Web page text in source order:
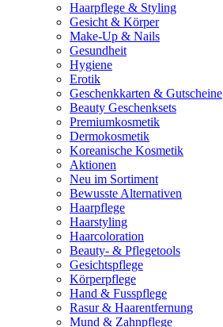
Haarpflege & Styling
Gesicht & Körper
Make-Up & Nails
Gesundheit
Hygiene
Erotik
Geschenkkarten & Gutscheine
Beauty Geschenksets
Premiumkosmetik
Dermokosmetik
Koreanische Kosmetik
Aktionen
Neu im Sortiment
Bewusste Alternativen
Haarpflege
Haarstyling
Haarcoloration
Beauty- & Pflegetools
Gesichtspflege
Körperpflege
Hand & Fusspflege
Rasur & Haarentfernung
Mund & Zahnpflege